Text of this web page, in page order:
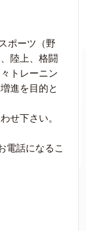
ポーツ（野
陸上、格闘
トレーニン
進を目的と
せ下さい。
電話になるこ